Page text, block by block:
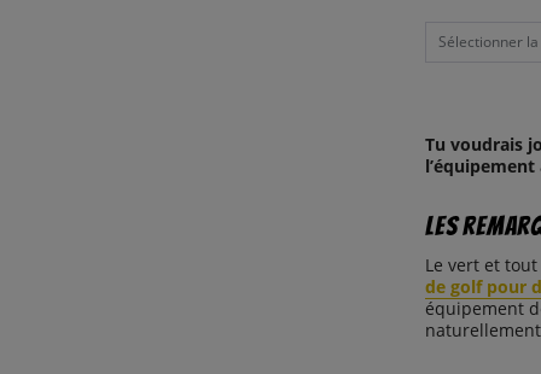
Sélectionner
Tu voudrais
Les
Le vert et
de golf pour
équipement